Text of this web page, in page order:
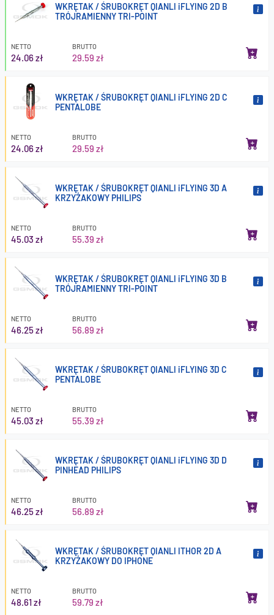
WKRĘTAK / ŚRUBOKRĘT QIANLI iFLYING 2D B
TRÓJRAMIENNY TRI-POINT
NETTO
24.06 zł
BRUTTO
29.59 zł
WKRĘTAK / ŚRUBOKRĘT QIANLI iFLYING 2D C
PENTALOBE
NETTO
24.06 zł
BRUTTO
29.59 zł
WKRĘTAK / ŚRUBOKRĘT QIANLI iFLYING 3D A
KRZYŻAKOWY PHILIPS
NETTO
45.03 zł
BRUTTO
55.39 zł
WKRĘTAK / ŚRUBOKRĘT QIANLI iFLYING 3D B
TRÓJRAMIENNY TRI-POINT
NETTO
46.25 zł
BRUTTO
56.89 zł
WKRĘTAK / ŚRUBOKRĘT QIANLI iFLYING 3D C
PENTALOBE
NETTO
45.03 zł
BRUTTO
55.39 zł
WKRĘTAK / ŚRUBOKRĘT QIANLI iFLYING 3D D
PINHEAD PHILIPS
NETTO
46.25 zł
BRUTTO
56.89 zł
WKRĘTAK / ŚRUBOKRĘT QIANLI ITHOR 2D A
KRZYŻAKOWY DO IPHONE
NETTO
48.61 zł
BRUTTO
59.79 zł